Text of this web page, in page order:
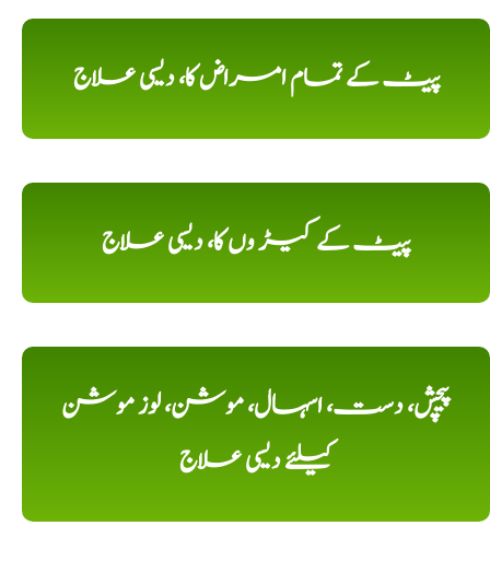
پیٹ کے تمام امراض کا، دیسی علاج
پیٹ کے کیڑ وں کا، دیسی علاج
پیچش، دست، اسہال، موشن، لوز موشن
کیلئے دیسی علاج